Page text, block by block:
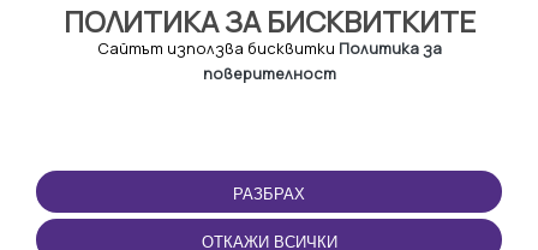
ПОЛИТИКА ЗА БИСКВИТКИТЕ
Сайтът използва бисквитки Политика за
поверителност
РАЗБРАХ
ОТКАЖИ ВСИЧКИ
ПОЛЗВАНЕ
Правила и условия за
ползване
ПРИЛОЖЕНИЕТО